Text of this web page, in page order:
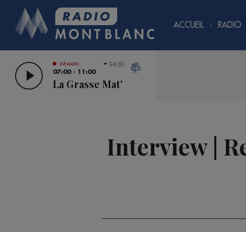
ACCUEIL RADIO
LIVE RADIO
07:00 - 11:00
La Grasse Mat'
94.60
Interview |